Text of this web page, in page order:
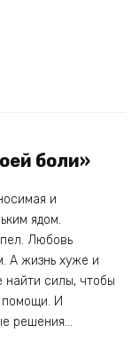
боли»
и
ядом.
Любовь
А жизнь хуже и
найти силы, чтобы
помощи. И
решения…